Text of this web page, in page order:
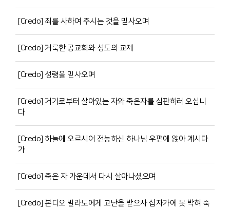
[Credo] 죄를 사하여 주시는 것을 믿사오며
[Credo] 거룩한 공교회와 성도의 교제
[Credo] 성령을 믿사오며
[Credo] 거기로부터 살아있는 자와 죽은자를 심판하러 오십니
다
[Credo] 하늘에 오르시어 전능하신 하나님 우편에 앉아 계시다
가
[Credo] 죽은 자 가운데서 다시 살아나셨으며
[Credo] 본디오 빌라도에게 고난을 받으사 십자가에 못 박혀 죽